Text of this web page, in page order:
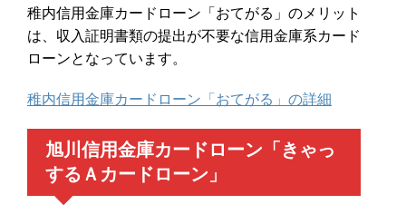
稚内信用金庫カードローン「おてがる」のメリット
は、収入証明書類の提出が不要な信用金庫系カード
ローンとなっています。
稚内信用金庫カードローン「おてがる」の詳細
旭川信用金庫カードローン「きゃっ
するＡカードローン」